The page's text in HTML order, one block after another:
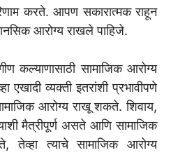
करते. आपण सकारात्मक राहून
आरोग्य राखले पाहिजे.
कल्याणासाठी सामाजिक आरोग्य
एखादी व्यक्ती इतरांशी प्रभावीपणे
आरोग्य राखू शकते. शिवाय,
मैत्रीपूर्ण असते आणि सामाजिक
तेव्हा त्याचे सामाजिक आरोग्य